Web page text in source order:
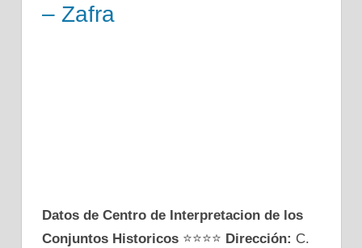
– Zafra
Datos de Centro de Interpretacion de los
Conjuntos Historicos ⭐⭐⭐⭐ Dirección: C.